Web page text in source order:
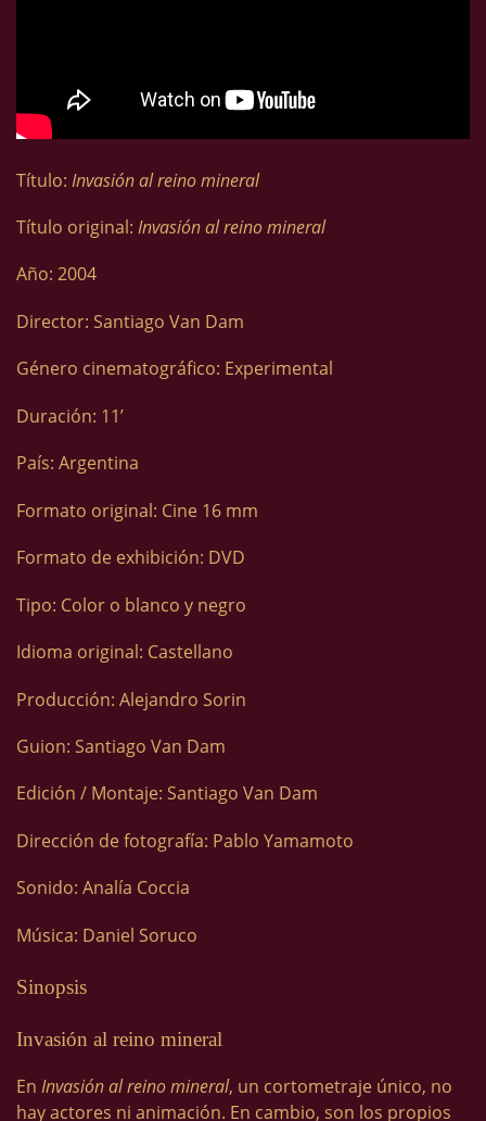
Título: Invasión al reino mineral
Título original: Invasión al reino mineral
Año: 2004
Director: Santiago Van Dam
Género cinematográfico: Experimental
Duración: 11’
País: Argentina
Formato original: Cine 16 mm
Formato de exhibición: DVD
Tipo: Color o blanco y negro
Idioma original: Castellano
Producción: Alejandro Sorin
Guion: Santiago Van Dam
Edición / Montaje: Santiago Van Dam
Dirección de fotografía: Pablo Yamamoto
Sonido: Analía Coccia
Música: Daniel Soruco
Sinopsis
Invasión al reino mineral
En Invasión al reino mineral, un cortometraje único, no
hay actores ni animación. En cambio, son los propios